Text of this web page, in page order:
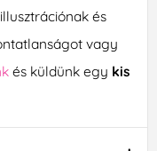
és
vagy
és küldünk egy kis